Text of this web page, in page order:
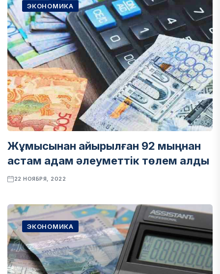
ЭКОНОМИКА
Жұмысынан айырылған 92 мыңнан
астам адам әлеуметтік төлем алды
22 НОЯБРЯ, 2022
ЭКОНОМИКА